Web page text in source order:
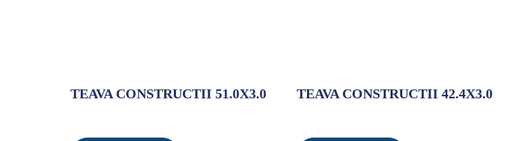
TEAVA CONSTRUCTII 51.0X3.0 TEAVA CONSTRUCTII 42.4X3.0